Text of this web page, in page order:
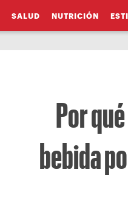
SALUD NUTRICIÓN
Por
bebida